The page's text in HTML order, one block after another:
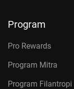
Program
Pro Rewards
Program Mitra
Program Filantropi